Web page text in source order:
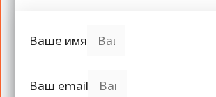
Ваше имя
Ваш email